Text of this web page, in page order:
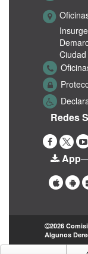
Redes
App
2026
Algunos